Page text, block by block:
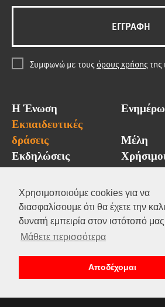
Χρησιμοποιούμε cookies για να
διασφαλίσουμε ότι θα έχετε την
δυνατή εμπειρία στον ιστότοπό
Μάθετε περισσότερα
Αποδέχομαι
EΓΓΡΑΦΗ
Συμφωνώ με τους όρους χρήσηςτης
Η Ένωση
Εκπαιδευτικές
δράσεις
Μέλη
Εκδηλώσεις
Copyright ΕΣΑΠΕ
Όροι & προυποθέσεις